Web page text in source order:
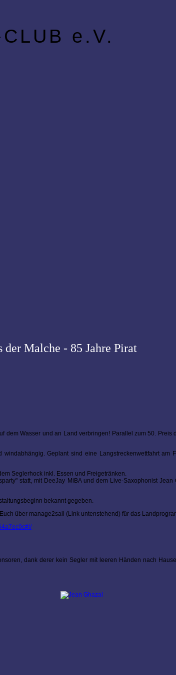
e.V.
der Malche - 85 Jahre Pirat
dem Wasser und an Land verbringen! Parallel zum 50.
Geplant sind eine Langstreckenwettfahrt am
Seglerhock inkl. Essen und Freigetränken.
statt, mit DeeJay MiBA und dem Live-Saxophonist
bekannt gegeben.
über manage2sail (Link untenstehend) für das
dank derer kein Segler mit leeren Händen nach